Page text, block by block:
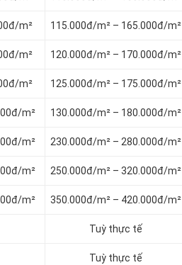
m² 115.000đ/m² – 165.000đ/m²
m² 120.000đ/m² – 170.000đ/m²
m² 125.000đ/m² – 175.000đ/m²
m² 130.000đ/m² – 180.000đ/m²
m² 230.000đ/m² – 280.000đ/m²
m² 250.000đ/m² – 320.000đ/m²
m² 350.000đ/m² – 420.000đ/m²
Tuỳ thực tế
Tuỳ thực tế